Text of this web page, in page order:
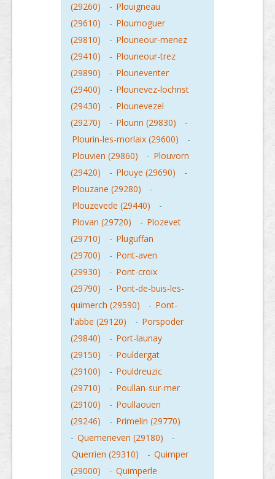
(29260)
- Plouigneau
(29610)
- Ploumoguer
(29810)
- Plouneour-menez
(29410)
- Plouneour-trez
(29890)
- Plouneventer
(29400)
- Plounevez-lochrist
(29430)
- Plounevezel
(29270)
- Plourin (29830)
-
Plourin-les-morlaix (29600)
-
Plouvien (29860)
- Plouvorn
(29420)
- Plouye (29690)
-
Plouzane (29280)
-
Plouzevede (29440)
-
Plovan (29720)
- Plozevet
(29710)
- Pluguffan
(29700)
- Pont-aven
(29930)
- Pont-croix
(29790)
- Pont-de-buis-les-
quimerch (29590)
- Pont-
l'abbe (29120)
- Porspoder
(29840)
- Port-launay
(29150)
- Pouldergat
(29100)
- Pouldreuzic
(29710)
- Poullan-sur-mer
(29100)
- Poullaouen
(29246)
- Primelin (29770)
- Quemeneven (29180)
-
Querrien (29310)
- Quimper
(29000)
- Quimperle